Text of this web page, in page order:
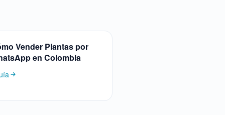
Vender Plantas por
en Colombia